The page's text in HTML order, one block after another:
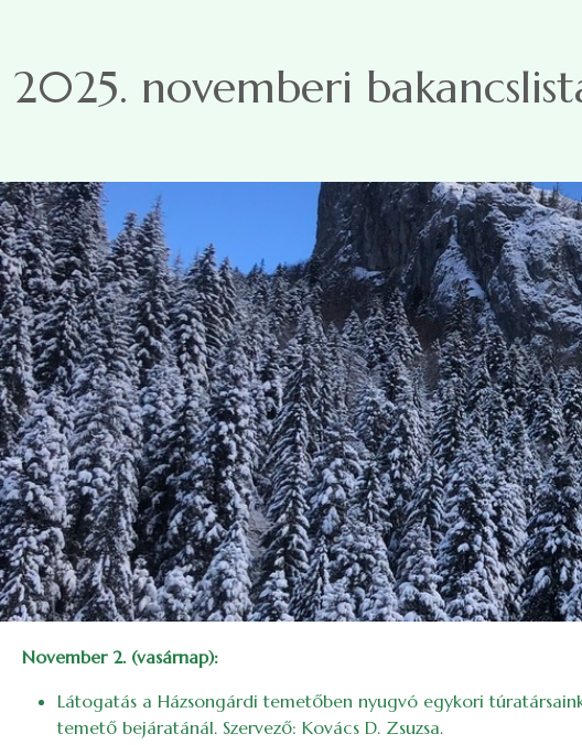
2025. novemberi
November 2. (vasárnap):
Látogatás a Házsongárdi temetőben nyugvó egykori
temető bejáratánál. Szervező: Kovács D. Zsuzsa.